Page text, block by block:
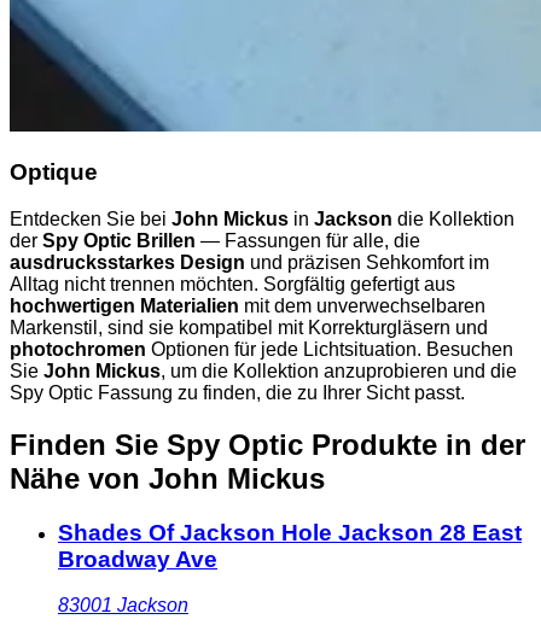
Optique
Entdecken Sie bei John Mickus in Jackson die Kollektion
der Spy Optic Brillen — Fassungen für alle, die
ausdrucksstarkes Design und präzisen Sehkomfort im
Alltag nicht trennen möchten. Sorgfältig gefertigt aus
hochwertigen Materialien mit dem unverwechselbaren
Markenstil, sind sie kompatibel mit Korrekturgläsern und
photochromen Optionen für jede Lichtsituation. Besuchen
Sie John Mickus, um die Kollektion anzuprobieren und die
Spy Optic Fassung zu finden, die zu Ihrer Sicht passt.
Finden Sie Spy Optic Produkte in der
Nähe von John Mickus
Shades Of Jackson Hole Jackson 28 East
Broadway Ave
83001 Jackson